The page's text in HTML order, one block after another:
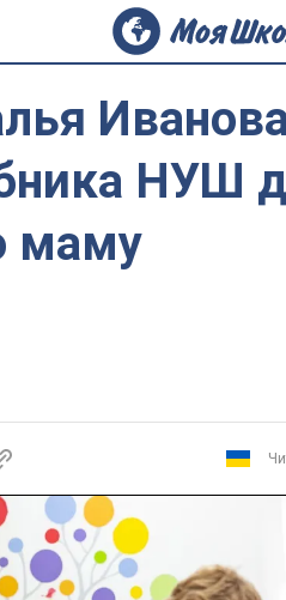
НУШ
маму